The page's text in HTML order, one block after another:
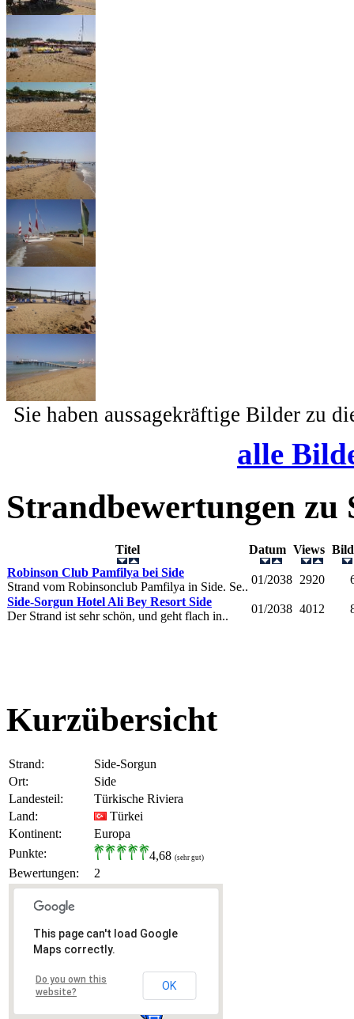
Sie haben aussagekräftige Bilder zu
alle
Strandbewertungen zu
Titel Datum Views
Robinson Club Pamfilya bei Side
Strand vom Robinsonclub Pamfilya in Side. Se..
01/2038 2920
Side-Sorgun Hotel Ali Bey Resort Side
Der Strand ist sehr schön, und geht flach in..
01/2038 4012
Kurzübersicht
Strand:
Side-Sorgun
Ort:
Side
Landesteil:
Türkische Riviera
Land:
Türkei
Kontinent:
Europa
Punkte:
4,68 (sehr gut)
Bewertungen: 2
This page can't load Google
Maps correctly.
Do you own this
website?
OK